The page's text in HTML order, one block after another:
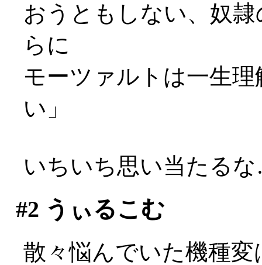
おうともしない、奴
らに
モーツァルトは一生
い」
いちいち思い当たる
#2 うぃるこむ
散々悩んでいた機種変